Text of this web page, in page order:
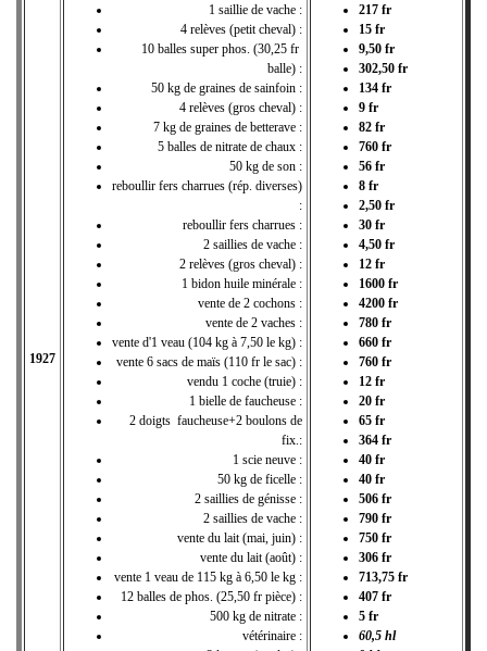
1927
1 saillie de vache :
4 relèves (petit cheval) :
10 balles super phos. (30,25 fr
balle) :
50 kg de graines de sainfoin :
4 relèves (gros cheval) :
7 kg de graines de betterave :
5 balles de nitrate de chaux :
50 kg de son :
reboullir fers charrues (rép. diverses)
:
reboullir fers charrues :
2 saillies de vache :
2 relèves (gros cheval) :
1 bidon huile minérale :
vente de 2 cochons :
vente de 2 vaches :
vente d'1 veau (104 kg à 7,50 le kg) :
vente 6 sacs de maïs (110 fr le sac) :
vendu 1 coche (truie) :
1 bielle de faucheuse :
2 doigts faucheuse+2 boulons de
fix.:
1 scie neuve :
50 kg de ficelle :
2 saillies de génisse :
2 saillies de vache :
vente du lait (mai, juin) :
vente du lait (août) :
vente 1 veau de 115 kg à 6,50 le kg :
12 balles de phos. (25,50 fr pièce) :
500 kg de nitrate :
vétérinaire :
217 fr
15 fr
9,50 fr
302,50 fr
134 fr
9 fr
82 fr
760 fr
56 fr
8 fr
2,50 fr
30 fr
4,50 fr
12 fr
1600 fr
4200 fr
780 fr
660 fr
760 fr
12 fr
20 fr
65 fr
364 fr
40 fr
40 fr
506 fr
790 fr
750 fr
306 fr
713,75 fr
407 fr
5 fr
60,5 hl